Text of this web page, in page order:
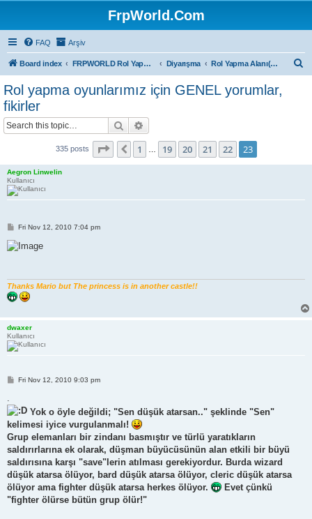
FrpWorld.Com
FAQ Arşiv
Board index FRPWORLD Rol Yapma Oyunları Diyarışma Rol Yapma Alanı(Diyar Ötesi)
Rol yapma oyunlarımız için GENEL yorumlar,
fikirler
Search
335 posts Page 23 of 23
Previous
1 19 20 21 22 23
Aegron Linwelin
Kullanıcı
P
s
t
Fri Nov 12, 2010 7:04 pm
Thanks Mario but The princess is in another castle!!
dwaxer
Kullanıcı
P
t
Fri Nov 12, 2010 9:03 pm
.
Yok o öyle değildi; "Sen düşük atarsan.." şeklinde "Sen"
kelimesi iyice vurgulanmalı!
Grup elemanları bir zindanı basmıştır ve türlü yaratıkların
saldırırlarına ek olarak, düşman büyücüsünün alan etkili bir büyü
saldırısına karşı "save"lerin atılması gerekiyordur. Burda wizard
düşük atarsa ölüyor, bard düşük atarsa ölüyor, cleric düşük atarsa
ölüyor ama fighter düşük atarsa herkes ölüyor.
Evet çünkü
"fighter ölürse bütün grup ölür!"